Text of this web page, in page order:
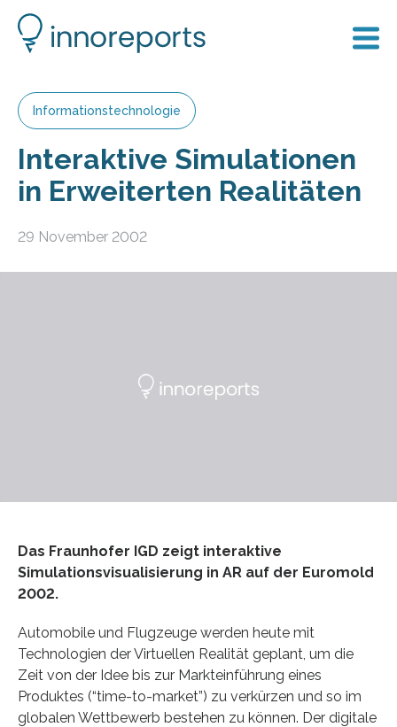
Informationstechnologie
Interaktive Simulationen
in Erweiterten Realitäten
29 November 2002
Das Fraunhofer IGD zeigt interaktive
Simulationsvisualisierung in AR auf der Euromold
2002.
Automobile und Flugzeuge werden heute mit
Technologien der Virtuellen Realität geplant, um die
Zeit von der Idee bis zur Markteinführung eines
Produktes (“time-to-market”) zu verkürzen und so im
globalen Wettbewerb bestehen zu können. Der digitale